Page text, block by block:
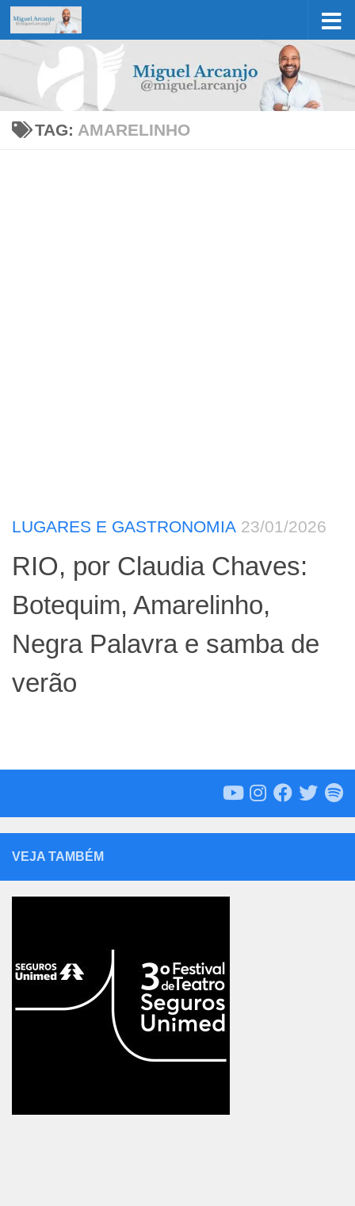
Skip to content
TAG: AMARELINHO
LUGARES E GASTRONOMIA 23/01/2026
RIO, por Claudia Chaves:
Botequim, Amarelinho,
Negra Palavra e samba de
verão
VEJA TAMBÉM